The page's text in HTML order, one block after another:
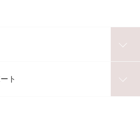
ト